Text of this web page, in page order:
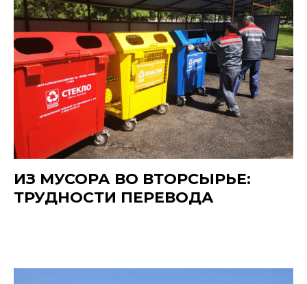
ИЗ МУСОРА ВО ВТОРСЫРЬЕ:
ТРУДНОСТИ ПЕРЕВОДА